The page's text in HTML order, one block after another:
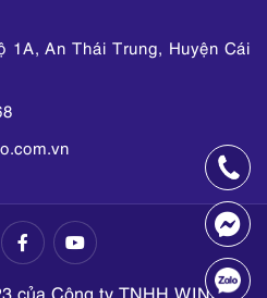
1A, An Thái Trung, Huyện Cái
của Công ty TNHH WINCO.